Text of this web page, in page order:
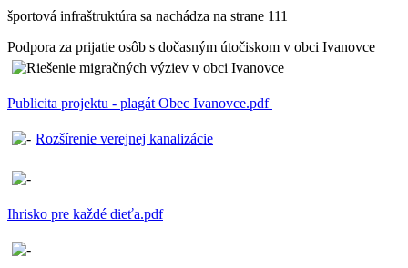
športová infraštruktúra sa nachádza na strane 111
Podpora za prijatie osôb s dočasným útočiskom v obci Ivanovce
Publicita projektu - plagát Obec Ivanovce.pdf
Rozšírenie verejnej kanalizácie
Ihrisko pre každé dieťa.pdf